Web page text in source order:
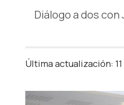
Diálogo a dos
Última actualización: